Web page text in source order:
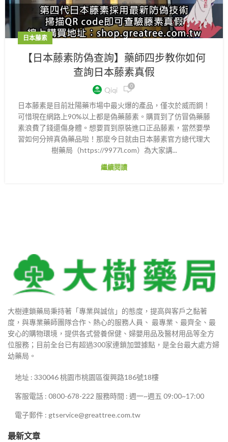
日本藤素
【日本藤素防偽查詢】藥師四步教你如何
查詢日本藤素真假
Qiqi 0
日本藤素是目前壯陽藥市場中最火爆的產品，僅次於威而鋼！
可惜現在網路上90%以上都是偽藥藤素。購買到了仿冒偽藥藤
素浪費了錢還傷身體。想要買到原裝進口正品藤素，當然要學
習如何分辨真偽藥品啦！那麼今日就由日本藤素官方總代理大
樹藥局（https://9977l.com）為大家講...
繼續閱讀
大樹連鎖藥局秉持著「專業與誠信」的態度，提高與客戶之黏著
度，與專業藥師團隊合作、熱心的服務人員、 最專業、最齊全、最
安心的購物環境，提供各式營養保健、婦嬰用品及醫材用品等全方
位服務；目前全台已有超過300家連鎖加盟據點，是全台最大處方婦
幼藥局。
地址 : 330046 桃園市桃園區復興路186號18樓
客服電話 : 0800-678-222 服務時間 : 週一~週五 09:00~17:00
電子郵件 : gtservice@greattree.com.tw
最新文章